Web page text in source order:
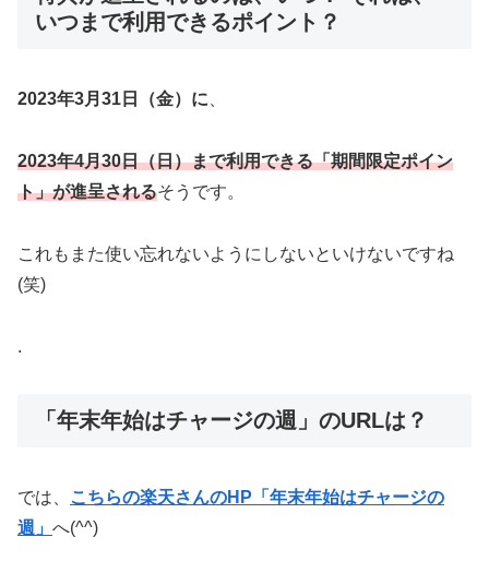
いつまで利用できるポイント？
2023年3月31日（金）に、
2023年4月30日（日）まで利用できる「期間限定ポイン
ト」が進呈されるそうです。
これもまた使い忘れないようにしないといけないですね
(笑)
.
「年末年始はチャージの週」のURLは？
では、
こちらの楽天さんのHP「年末年始はチャージの
週」 へ(^^)